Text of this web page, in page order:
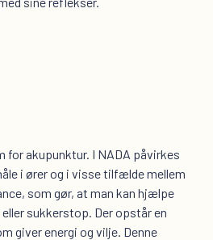
for akupunktur. I NADA påvirkes
i ører og i visse tilfælde mellem
som gør, at man kan hjælpe
sukkerstop. Der opstår en
giver energi og vilje. Denne